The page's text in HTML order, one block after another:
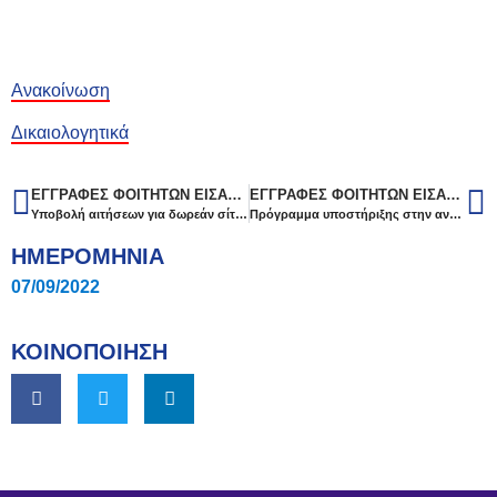
Ανακοίνωση
Δικαιολογητικά
ΕΓΓΡΑΦΈΣ ΦΟΙΤΗΤΏΝ ΕΙΣΑΓΟΜΈΝΩΝ ΣΤΑ ΤΜΉΜΑΤΑ ΚΑΙ ΣΧΟΛΈΣ ΤΗΣ ΤΡΙΤΟΒΆΘΜΙΑΣ ΕΚΠΑΊΔΕΥΣΗΣ ΣΤΗΝ ΕΙΔΙΚΉ ΚΑΤΗΓΟΡΊΑ ΤΩΝ ΑΛΛΟΔΑΠΏΝ – ΑΛΛΟΓΕΝΏΝ, ΓΙΑ ΤΟ ΑΚΑΔΗΜΑΪΚΌ ΈΤΟΣ 2022-2023
Υποβολή αιτήσεων για δωρεάν σίτιση
ΕΓΓΡΑΦΈΣ ΦΟΙΤΗΤΏΝ ΕΙΣΑΓΟΜΈΝΩΝ ΣΤΑ ΤΜΉΜΑΤΑ ΚΑΙ ΣΧΟΛΈΣ ΤΗΣ ΤΡΙΤΟΒΆΘΜΙΑΣ ΕΚΠΑΊΔΕΥΣΗΣ ΣΤΗΝ ΕΙΔΙΚΉ ΚΑΤΗΓΟΡΊΑ ΤΩΝ ΑΛΛΟΔΑΠΏΝ – ΑΛΛΟΓΕΝΏΝ, ΓΙΑ ΤΟ ΑΚΑΔΗΜΑΪΚΌ ΈΤΟΣ 2022-2023
Πρόγραμμα υποστήριξης στην ανάπτυξη επιχειρηματικών ιδεών (Αρχιμήδης – ΕΚΠΑ)
ΗΜΕΡΟΜΗΝΙΑ
07/09/2022
ΚΟΙΝΟΠΟΙΗΣΗ